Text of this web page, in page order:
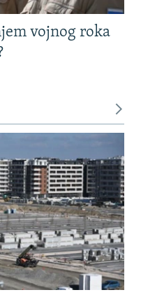
vojnog roka